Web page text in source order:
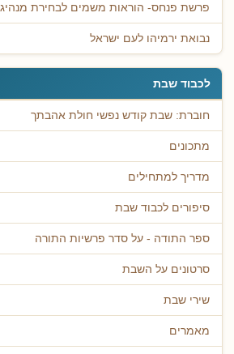
פרשת פנחס- הוראות משמים לבחירת מנהיג
נבואת ירמיהו לעם ישראל
לכבוד שבת
חוברת: שבת קודש נפשי חולת אהבתך
מתכונים
מדריך למתחילים
סיפורים לכבוד שבת
ספר התודה - על סדר פרשיות התורה
סרטונים על השבת
שירי שבת
מאמרים